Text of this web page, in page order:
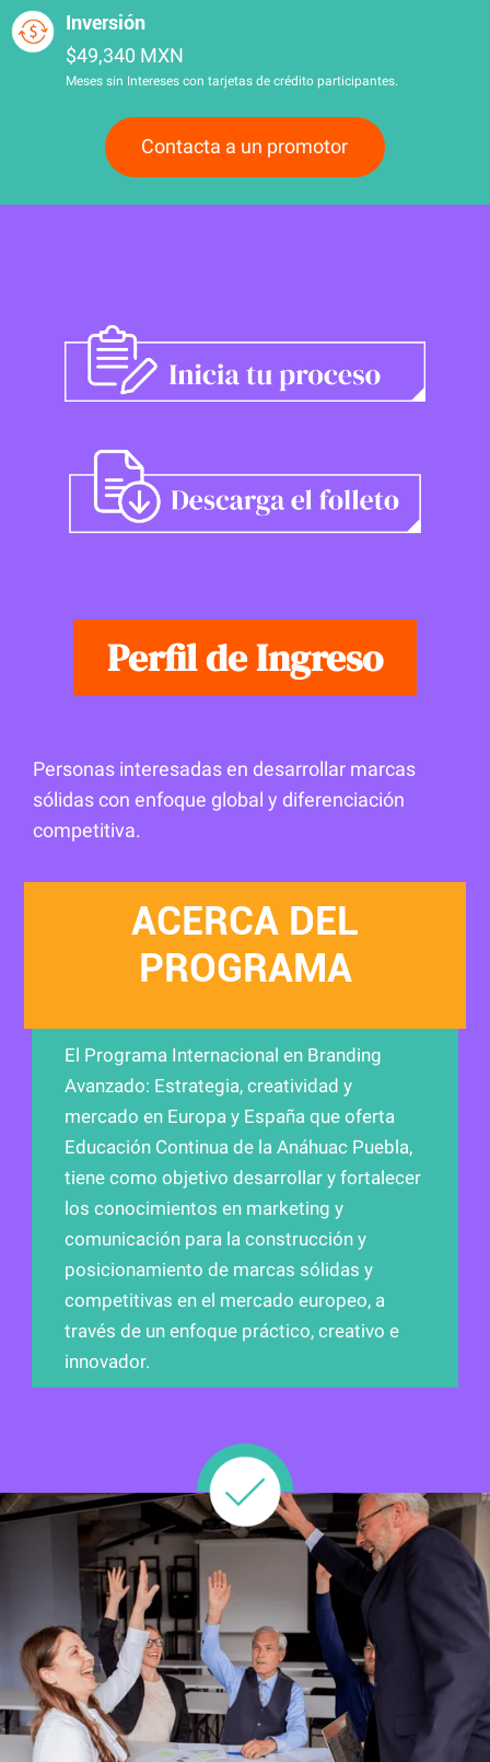
Inversión
$49,340 MXN
Meses sin Intereses con tarjetas de crédito participantes.
Contacta a un promotor
Perfil de Ingreso
Personas interesadas en desarrollar marcas
sólidas con enfoque global y diferenciación
competitiva.
ACERCA DEL
PROGRAMA
El Programa Internacional en Branding
Avanzado: Estrategia, creatividad y
mercado en Europa y España que oferta
Educación Continua de la Anáhuac Puebla,
tiene como objetivo desarrollar y fortalecer
los conocimientos en marketing y
comunicación para la construcción y
posicionamiento de marcas sólidas y
competitivas en el mercado europeo, a
través de un enfoque práctico, creativo e
innovador.